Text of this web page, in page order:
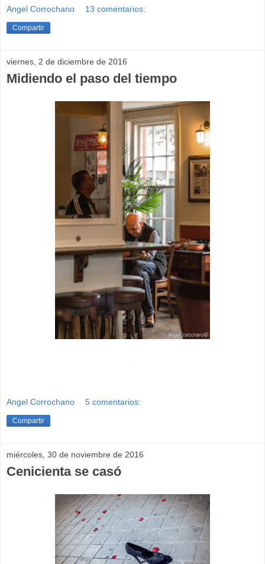
Angel Corrochano 13 comentarios:
Compartir
viernes, 2 de diciembre de 2016
Midiendo el paso del tiempo
Angel Corrochano 5 comentarios:
Compartir
miércoles, 30 de noviembre de 2016
Cenicienta se casó